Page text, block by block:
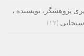
پژوهشگر، نویسنده ،
(۱۲)